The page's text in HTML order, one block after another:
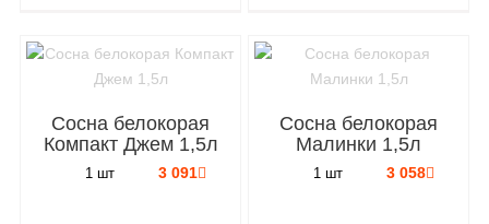
Сосна белокорая
Компакт Джем 1,5л
1 шт 3 091
Сосна белокорая
Малинки 1,5л
1 шт 3 058